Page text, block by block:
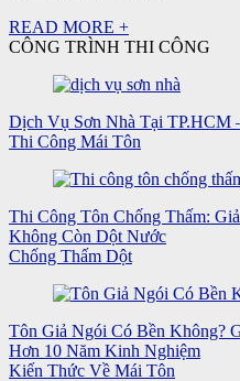
READ MORE +
CÔNG TRÌNH THI CÔNG
Dịch Vụ Sơn Nhà Tại TP.HCM
Thi Công Mái Tôn
Thi Công Tôn Chống Thấm:
Không Còn Dột Nước
Chống Thấm Dột
Tôn Giả Ngói Có Bền Không?
Hơn 10 Năm Kinh Nghiệm
Kiến Thức Về Mái Tôn